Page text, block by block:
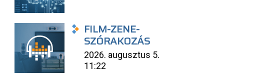
FILM-ZENE-
SZÓRAKOZÁS
2026. augusztus 5.
11:22